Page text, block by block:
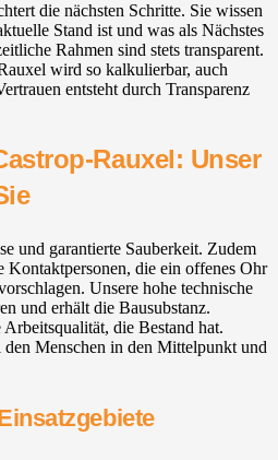
die nächsten Schritte. Sie wissen
Stand ist und was als Nächstes
Rahmen sind stets transparent.
wird so kalkulierbar, auch
entsteht durch Transparenz
Rauxel: Unser
und garantierte Sauberkeit. Zudem
Kontaktpersonen, die ein offenes Ohr
Unsere hohe technische
und erhält die Bausubstanz.
die Bestand hat.
Menschen in den Mittelpunkt und